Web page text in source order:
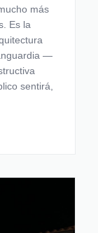
más
Es la
—
sentirá,